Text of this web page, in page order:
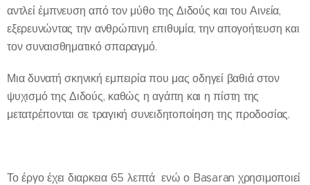
αντλεί έμπνευση από τον μύθο της Διδούς και του Αινεία,
εξερευνώντας την ανθρώπινη επιθυμία, την απογοήτευση και
τον συναισθηματικό σπαραγμό.
Μια δυνατή σκηνική εμπειρία που μας οδηγεί βαθιά στον
ψυχισμό της Διδούς, καθώς η αγάπη και η πίστη της
μετατρέπονται σε τραγική συνειδητοποίηση της προδοσίας.
Το έργο έχει διαρκεια 65 λεπτά ενώ ο Basaran χρησιμοποιεί